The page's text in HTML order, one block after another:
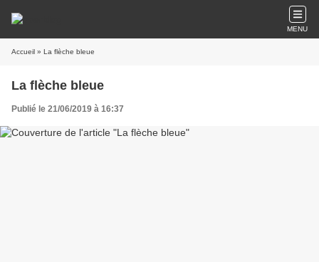
MENU
Accueil » La flèche bleue
La flèche bleue
Publié le 21/06/2019 à 16:37